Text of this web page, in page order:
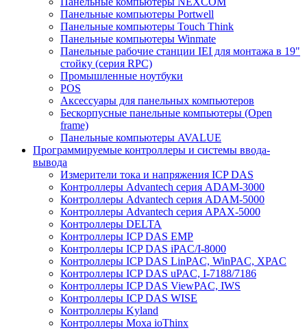
Панельные компьютеры Portwell
Панельные компьютеры Touch Think
Панельные компьютеры Winmate
Панельные рабочие станции IEI для монтажа в 19"
стойку (серия RPC)
Промышленные ноутбуки
POS
Аксессуары для панельных компьютеров
Бескорпусные панельные компьютеры (Open
frame)
Панельные компьютеры AVALUE
Программируемые контроллеры и системы ввода-
вывода
Измерители тока и напряжения ICP DAS
Контроллеры Advantech серия ADAM-3000
Контроллеры Advantech серия ADAM-5000
Контроллеры Advantech серия APAX-5000
Контроллеры DELTA
Контроллеры ICP DAS EMP
Контроллеры ICP DAS iPAC/I-8000
Контроллеры ICP DAS LinPAC, WinPAC, XPAC
Контроллеры ICP DAS uPAC, I-7188/7186
Контроллеры ICP DAS ViewPAC, IWS
Контроллеры ICP DAS WISE
Контроллеры Kyland
Контроллеры Moxa ioThinx